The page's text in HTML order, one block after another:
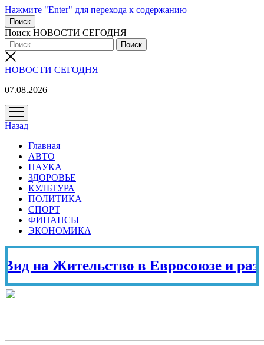
Нажмите "Enter" для перехода к содержанию
Поиск
Поиск НОВОСТИ СЕГОДНЯ
НОВОСТИ СЕГОДНЯ
07.08.2026
открыть
меню
Назад
Главная
АВТО
НАУКА
ЗДОРОВЬЕ
КУЛЬТУРА
ПОЛИТИКА
СПОРТ
ФИНАНСЫ
ЭКОНОМИКА
Жительство в Евросоюзе и разных